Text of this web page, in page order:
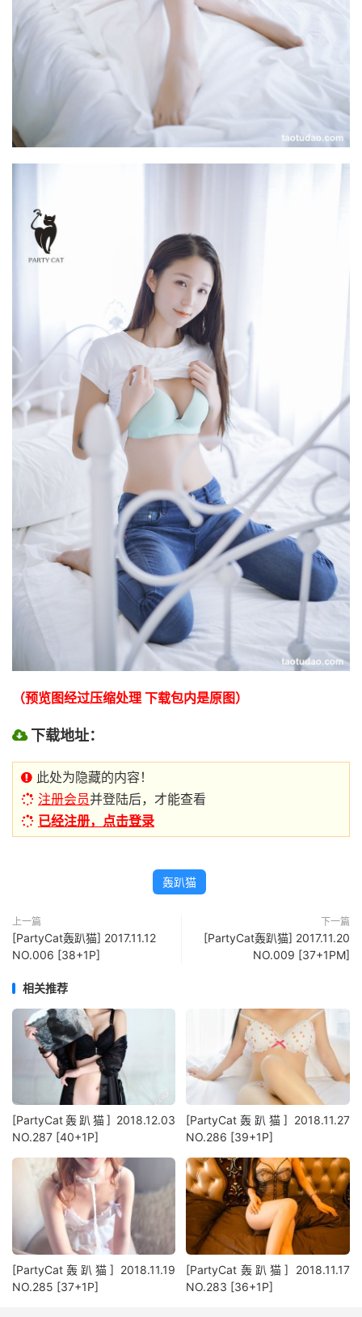
（预览图经过压缩处理 下载包内是原图）
下载地址：
此处为隐藏的内容！
注册会员并登陆后，才能查看
已经注册，点击登录
轰趴猫
上一篇
[PartyCat轰趴猫] 2017.11.12
NO.006 [38+1P]
下一篇
[PartyCat轰趴猫] 2017.11.20
NO.009 [37+1PM]
相关推荐
[PartyCat轰趴猫] 2018.12.03
NO.287 [40+1P]
[PartyCat轰趴猫] 2018.11.27
NO.286 [39+1P]
[PartyCat轰趴猫] 2018.11.19
NO.285 [37+1P]
[PartyCat轰趴猫] 2018.11.17
NO.283 [36+1P]